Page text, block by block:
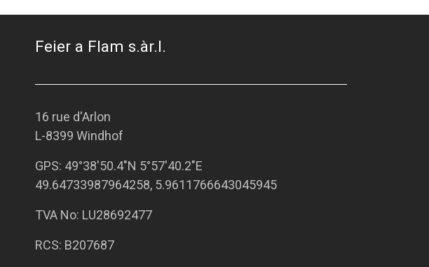
Feier a Flam s.àr.l.
16 rue d'Arlon
L-8399 Windhof
GPS: 49°38'50.4"N 5°57'40.2"E
49.64733987964258, 5.9611766643045945
TVA No: LU28692477
RCS: B207687